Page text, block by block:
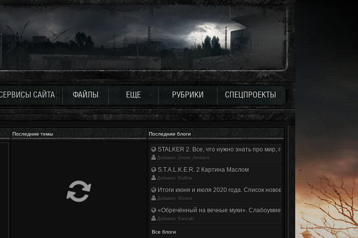
САЙТА ФАЙЛЫ ЕЩЕ РУБРИКИ СПЕЦПРОЕКТЫ
Последние темы Последние блоги
STALKER 2. Все, что нужно знать про мир, геймплей и сюжет | Разбор
Добавил: Drone_Ambient
S.T.A.L.K.E.R. 2 Картина Маслом
Добавил: RuWar
Итоги июня и июля 2020 года. Список нововведений
Добавил: Winsor
«Обречённый на вечные муки». Слабоумие и отвага
Добавил: Kanzaki
Все блоги